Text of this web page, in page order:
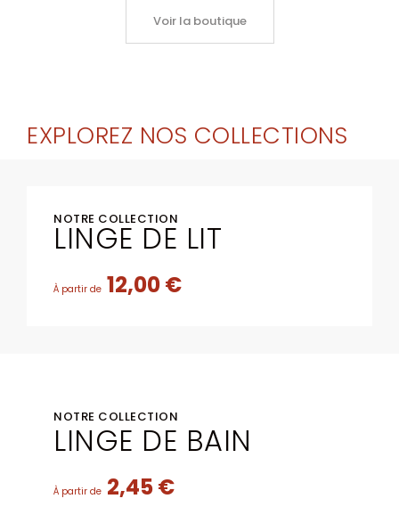
Voir la boutique
EXPLOREZ NOS COLLECTIONS
NOTRE COLLECTION
LINGE DE LIT
À partir de 12,00 €
NOTRE COLLECTION
LINGE DE BAIN
À partir de 2,45 €